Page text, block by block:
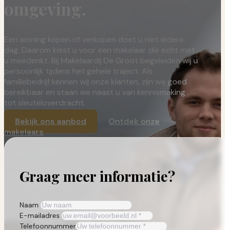
Een woning kopen of verkopen doet u niet iedere
dag. Daarom kiest u voor een makelaar die echt met
u meedenkt. Bij Makelaardij De Groot begeleiden wij u
persoonlijk tijdens het gehele traject. Als
familiebedrijf kennen wij onze klanten, zijn we goed
bereikbaar en staan we naast u van kennismaking
tot sleuteloverdracht.
Bekijk ons aanbod
Ontdek onze
makelaars
Graag meer informatie?
Naam
E-mailadres
Telefoonnummer